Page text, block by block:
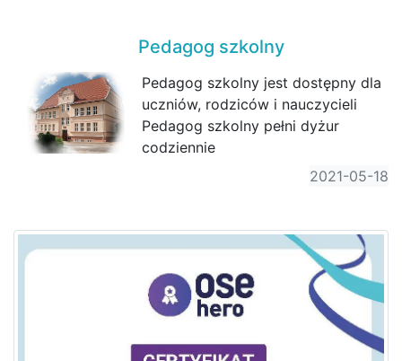
Pedagog szkolny
Pedagog szkolny jest dostępny dla
uczniów, rodziców i nauczycieli
Pedagog szkolny pełni dyżur
codziennie
2021-05-18